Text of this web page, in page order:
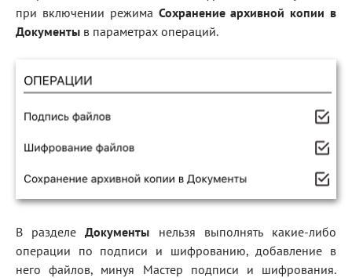
при включении режима Сохранение архивной копии в
Документы в параметрах операций.
В разделеДокументы нельзя выполнять какие-либо
операции по подписи и шифрованию, добавление в
него файлов, минуя Мастер подписи и шифрования.